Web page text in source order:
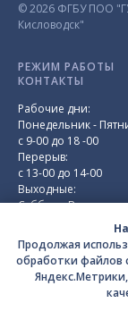
Продолжая
обработки файлов
© 2026 ФГБУ ПОО
Кисловодск"
РЕЖИМ РАБОТЫ
КОНТАКТЫ
Рабочие дни:
Понедельник -
с 9-00 до 18 -00
Перерыв:
с 13-00 до 14-00
Выходные:
Суббота,
Адрес:
Ставропольский
Кисловодск,
д. 14-16